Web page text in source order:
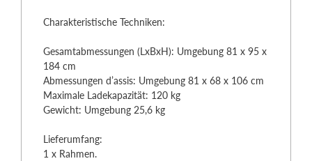
Charakteristische Techniken:
Gesamtabmessungen (LxBxH): Umgebung 81 x 95 x
184 cm
Abmessungen d’assis: Umgebung 81 x 68 x 106 cm
Maximale Ladekapazität: 120 kg
Gewicht: Umgebung 25,6 kg
Lieferumfang:
1 x Rahmen.